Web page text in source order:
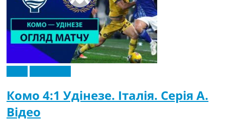
Комо 4:1 Удінезе. Італія. Серія A.
Відео